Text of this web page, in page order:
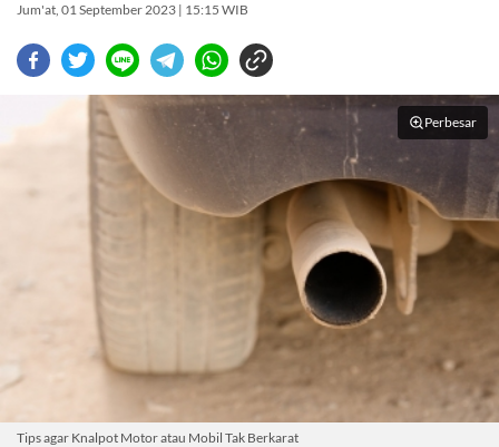
Jum'at, 01 September 2023 | 15:15 WIB
Perbesar
Tips agar Knalpot Motor atau Mobil Tak Berkarat